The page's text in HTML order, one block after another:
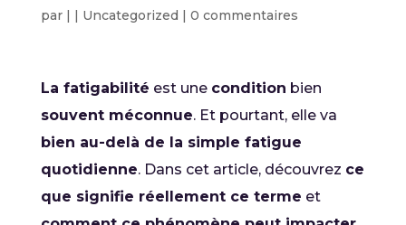
par | | Uncategorized | 0 commentaires
La fatigabilité est une condition bien
souvent méconnue. Et pourtant, elle va
bien au-delà de la simple fatigue
quotidienne. Dans cet article, découvrez ce
que signifie réellement ce terme et